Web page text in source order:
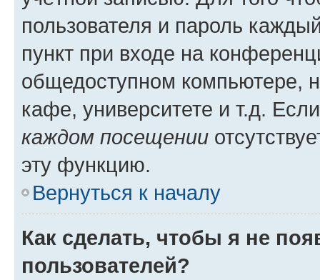
пользователя и пароль
пункт при входе на
общедоступном компьютере,
кафе, университете и т.д.
каждом посещении
эту функцию.
Вернуться к началу
Как сделать, чтобы я не
пользователей?